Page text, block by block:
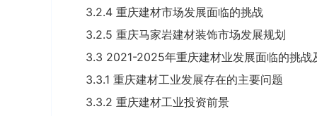
3.2.4 重庆建材市场发展面临的挑战
3.2.5 重庆马家岩建材装饰市场发展规划
3.3 2021-2025年重庆建材业发展面临的挑战
3.3.1 重庆建材工业发展存在的主要问题
3.3.2 重庆建材工业投资前景